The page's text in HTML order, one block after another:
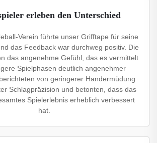
erleben den Unterschied
Verein führte unser Grifftape für seine
das Feedback war durchweg positiv. Die
das angenehme Gefühl, das es vermittelt
Spielphasen deutlich angenehmer
von geringerer Handermüdung
Schlagpräzision und betonten, dass das
Spielerlebnis erheblich verbessert
hat.